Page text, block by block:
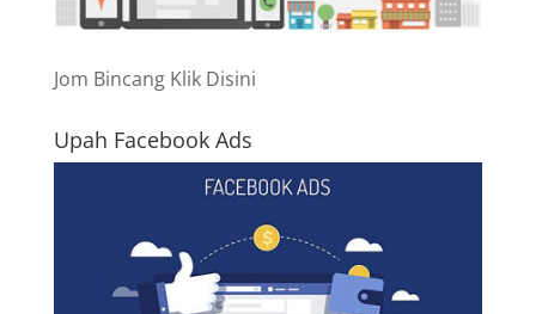
Jom Bincang Klik Disini
Upah Facebook Ads